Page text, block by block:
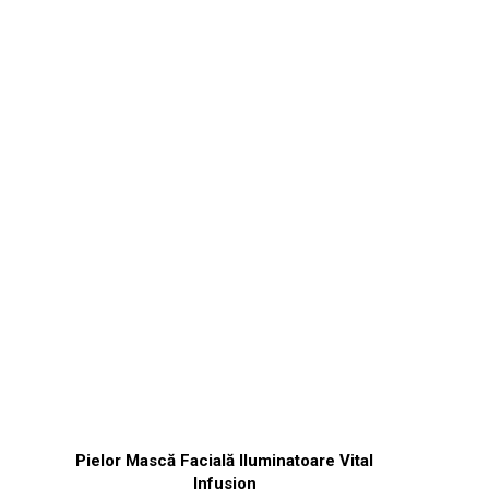
Pielor Mască Facială Iluminatoare Vital
Infusion